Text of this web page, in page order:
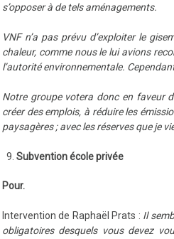
s’opposer à de tels aménagements.
VNF n’a pas prévu d’exploiter le
chaleur, comme nous le lui avions
l’autorité environnementale.
Notre groupe votera donc en faveur
créer des emplois, à réduire les
paysagères ; avec les réserves que je
Subvention école privée
Pour.
Intervention de Raphaël Prats : Il
obligatoires desquels vous devez